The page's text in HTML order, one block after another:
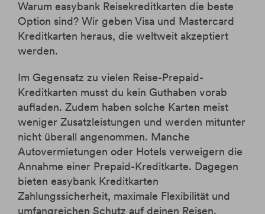
Warum easybank Reisekreditkarten die beste
Option sind? Wir geben Visa und Mastercard
Kreditkarten heraus, die weltweit akzeptiert
werden.
Im Gegensatz zu vielen Reise-Prepaid-
Kreditkarten musst du kein Guthaben vorab
aufladen. Zudem haben solche Karten meist
weniger Zusatzleistungen und werden mitunter
nicht überall angenommen. Manche
Autovermietungen oder Hotels verweigern die
Annahme einer Prepaid-Kreditkarte. Dagegen
bieten easybank Kreditkarten
Zahlungssicherheit, maximale Flexibilität und
umfangreichen Schutz auf deinen Reisen.